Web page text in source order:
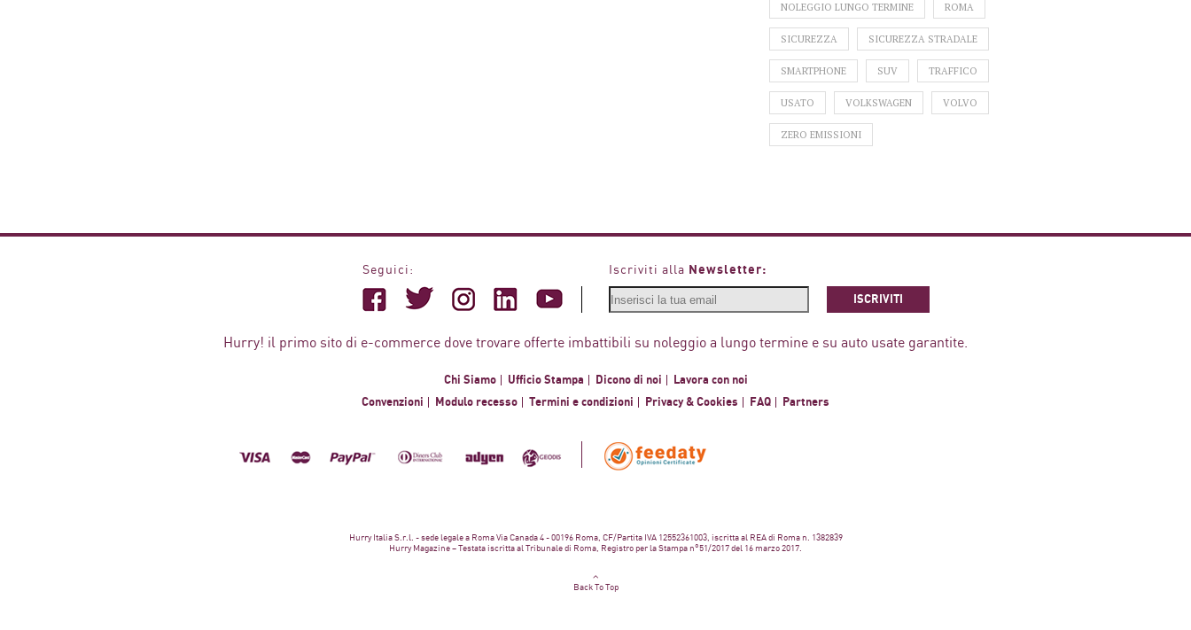
NOLEGGIO LUNGO TERMINE ROMA
SICUREZZA SICUREZZA STRADALE
SMARTPHONE SUV TRAFFICO
USATO VOLKSWAGEN VOLVO
ZERO EMISSIONI
Seguici: Iscriviti alla Newsletter:
ISCRIVITI
Hurry! il primo sito di e-commerce dove trovare offerte imbattibili su noleggio a lungo termine e su auto usate garantite.
Chi Siamo Ufficio Stampa Dicono di noi
Lavora con noi
Convenzioni
Modulo recesso Termini e condizioni Privacy & Cookies FAQ Partners
Hurry Italia S.r.l. - sede legale a Roma Via Canada 4 - 00196 Roma, CF/Partita IVA 12552361003, iscritta al REA di Roma n. 1382839
Hurry Magazine – Testata iscritta al Tribunale di Roma, Registro per la Stampa n°51/2017 del 16 marzo 2017.
Back To Top